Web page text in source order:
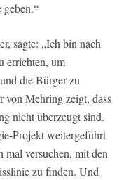
sagte: „Ich bin nach
errichten, um
die Bürger zu
Mehring zeigt, dass
nicht überzeugt sind.
Projekt weitergeführt
versuchen, mit den
zu finden. Und